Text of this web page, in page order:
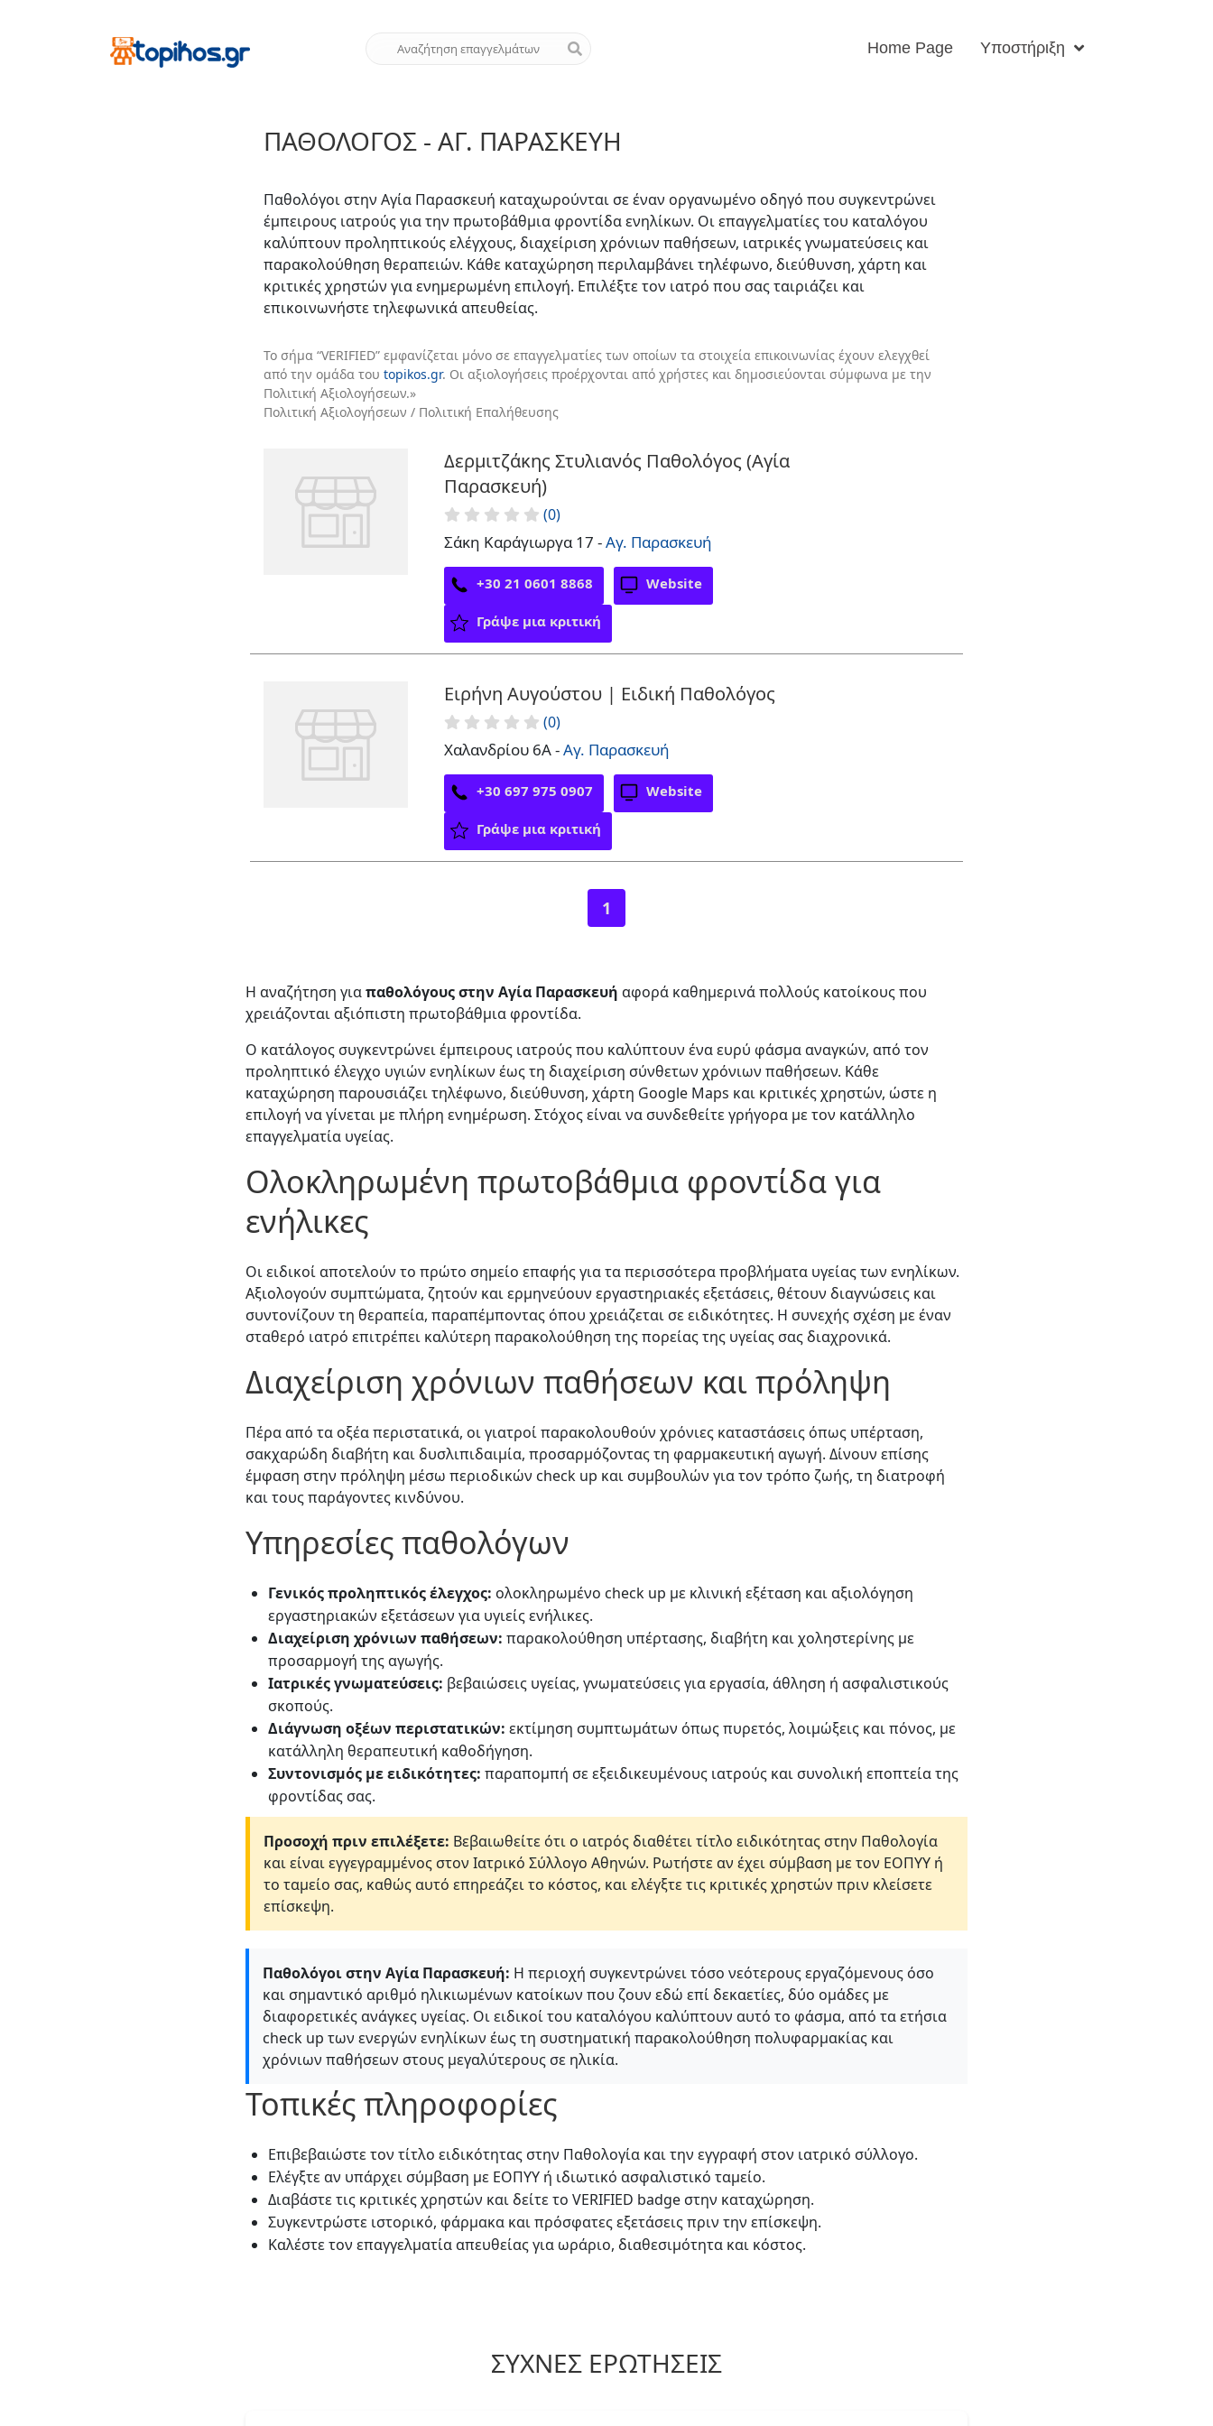
Home Page Υποστήριξη
ΠΑΘΟΛΌΓΟΣ - ΑΓ. ΠΑΡΑΣΚΕΥΉ
Παθολόγοι στην Αγία Παρασκευή καταχωρούνται σε έναν οργανωμένο οδηγό που συγκεντρώνει
έμπειρους ιατρούς για την πρωτοβάθμια φροντίδα ενηλίκων. Οι επαγγελματίες του καταλόγου
καλύπτουν προληπτικούς ελέγχους, διαχείριση χρόνιων παθήσεων, ιατρικές γνωματεύσεις και
παρακολούθηση θεραπειών. Κάθε καταχώρηση περιλαμβάνει τηλέφωνο, διεύθυνση, χάρτη και
κριτικές χρηστών για ενημερωμένη επιλογή. Επιλέξτε τον ιατρό που σας ταιριάζει και
επικοινωνήστε τηλεφωνικά απευθείας.
Το σήμα “VERIFIED” εμφανίζεται μόνο σε επαγγελματίες των οποίων τα στοιχεία επικοινωνίας έχουν ελεγχθεί
από την ομάδα του topikos.gr. Οι αξιολογήσεις προέρχονται από χρήστες και δημοσιεύονται σύμφωνα με την
Πολιτική Αξιολογήσεων.»
Πολιτική Αξιολογήσεων / Πολιτική Επαλήθευσης
Δερμιτζάκης Στυλιανός Παθολόγος (Αγία
Παρασκευή)
(0)
Σάκη Καράγιωργα 17 -Αγ. Παρασκευή
+30 21 0601 8868 Website
Γράψε μια κριτική
Ειρήνη Αυγούστου | Ειδική Παθολόγος
(0)
Χαλανδρίου 6Α -Αγ. Παρασκευή
+30 697 975 0907 Website
Γράψε μια κριτική
1
Η αναζήτηση γιαπαθολόγους στην Αγία Παρασκευή αφορά καθημερινά πολλούς κατοίκους που
χρειάζονται αξιόπιστη πρωτοβάθμια φροντίδα.
Ο κατάλογος συγκεντρώνει έμπειρους ιατρούς που καλύπτουν ένα ευρύ φάσμα αναγκών, από τον
προληπτικό έλεγχο υγιών ενηλίκων έως τη διαχείριση σύνθετων χρόνιων παθήσεων. Κάθε
καταχώρηση παρουσιάζει τηλέφωνο, διεύθυνση, χάρτη Google Maps και κριτικές χρηστών, ώστε η
επιλογή να γίνεται με πλήρη ενημέρωση. Στόχος είναι να συνδεθείτε γρήγορα με τον κατάλληλο
επαγγελματία υγείας.
Ολοκληρωμένη πρωτοβάθμια φροντίδα για
ενήλικες
Οι ειδικοί αποτελούν το πρώτο σημείο επαφής για τα περισσότερα προβλήματα υγείας των ενηλίκων.
Αξιολογούν συμπτώματα, ζητούν και ερμηνεύουν εργαστηριακές εξετάσεις, θέτουν διαγνώσεις και
συντονίζουν τη θεραπεία, παραπέμποντας όπου χρειάζεται σε ειδικότητες. Η συνεχής σχέση με έναν
σταθερό ιατρό επιτρέπει καλύτερη παρακολούθηση της πορείας της υγείας σας διαχρονικά.
Διαχείριση χρόνιων παθήσεων και πρόληψη
Πέρα από τα οξέα περιστατικά, οι γιατροί παρακολουθούν χρόνιες καταστάσεις όπως υπέρταση,
σακχαρώδη διαβήτη και δυσλιπιδαιμία, προσαρμόζοντας τη φαρμακευτική αγωγή. Δίνουν επίσης
έμφαση στην πρόληψη μέσω περιοδικών check up και συμβουλών για τον τρόπο ζωής, τη διατροφή
και τους παράγοντες κινδύνου.
Υπηρεσίες παθολόγων
Γενικός προληπτικός έλεγχος: ολοκληρωμένο check up με κλινική εξέταση και αξιολόγηση
εργαστηριακών εξετάσεων για υγιείς ενήλικες.
Διαχείριση χρόνιων παθήσεων: παρακολούθηση υπέρτασης, διαβήτη και χοληστερίνης με
προσαρμογή της αγωγής.
Ιατρικές γνωματεύσεις: βεβαιώσεις υγείας, γνωματεύσεις για εργασία, άθληση ή ασφαλιστικούς
σκοπούς.
Διάγνωση οξέων περιστατικών: εκτίμηση συμπτωμάτων όπως πυρετός, λοιμώξεις και πόνος, με
κατάλληλη θεραπευτική καθοδήγηση.
Συντονισμός με ειδικότητες: παραπομπή σε εξειδικευμένους ιατρούς και συνολική εποπτεία της
φροντίδας σας.
Προσοχή πριν επιλέξετε: Βεβαιωθείτε ότι ο ιατρός διαθέτει τίτλο ειδικότητας στην Παθολογία
και είναι εγγεγραμμένος στον Ιατρικό Σύλλογο Αθηνών. Ρωτήστε αν έχει σύμβαση με τον ΕΟΠΥΥ ή
το ταμείο σας, καθώς αυτό επηρεάζει το κόστος, και ελέγξτε τις κριτικές χρηστών πριν κλείσετε
επίσκεψη.
Παθολόγοι στην Αγία Παρασκευή: Η περιοχή συγκεντρώνει τόσο νεότερους εργαζόμενους όσο
και σημαντικό αριθμό ηλικιωμένων κατοίκων που ζουν εδώ επί δεκαετίες, δύο ομάδες με
διαφορετικές ανάγκες υγείας. Οι ειδικοί του καταλόγου καλύπτουν αυτό το φάσμα, από τα ετήσια
check up των ενεργών ενηλίκων έως τη συστηματική παρακολούθηση πολυφαρμακίας και
χρόνιων παθήσεων στους μεγαλύτερους σε ηλικία.
Τοπικές πληροφορίες
Επιβεβαιώστε τον τίτλο ειδικότητας στην Παθολογία και την εγγραφή στον ιατρικό σύλλογο.
Ελέγξτε αν υπάρχει σύμβαση με ΕΟΠΥΥ ή ιδιωτικό ασφαλιστικό ταμείο.
Διαβάστε τις κριτικές χρηστών και δείτε το VERIFIED badge στην καταχώρηση.
Συγκεντρώστε ιστορικό, φάρμακα και πρόσφατες εξετάσεις πριν την επίσκεψη.
Καλέστε τον επαγγελματία απευθείας για ωράριο, διαθεσιμότητα και κόστος.
ΣΥΧΝΈΣ ΕΡΩΤΉΣΕΙΣ